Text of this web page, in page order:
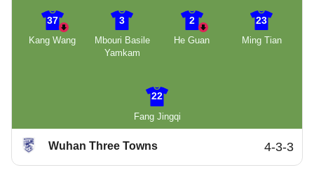
37
Kang Wang
3
Mbouri Basile
Yamkam
2
He Guan
23
Ming Tian
22
Fang Jingqi
Wuhan Three Towns 4-3-3